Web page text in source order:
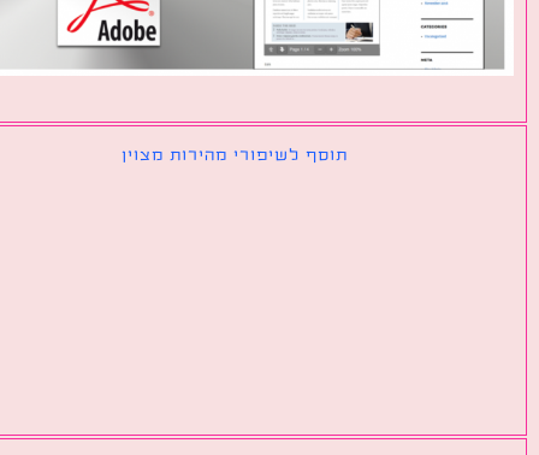
תוסף לשיפורי מהירות מצוין